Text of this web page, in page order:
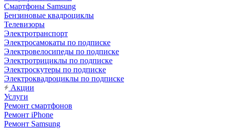
Смартфоны Samsung
Бензиновые квадроциклы
Телевизоры
Электротранспорт
Электросамокаты по подписке
Электровелосипеды по подписке
Электротрициклы по подписке
Электроскутеры по подписке
Электроквадроциклы по подписке
Акции
Услуги
Ремонт смартфонов
Ремонт iPhone
Ремонт Samsung